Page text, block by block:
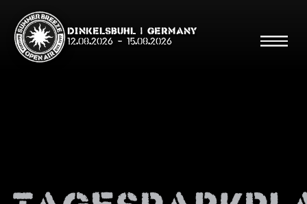
Dinkelsbühl | Germany
12.08.2026 - 15.08.2026